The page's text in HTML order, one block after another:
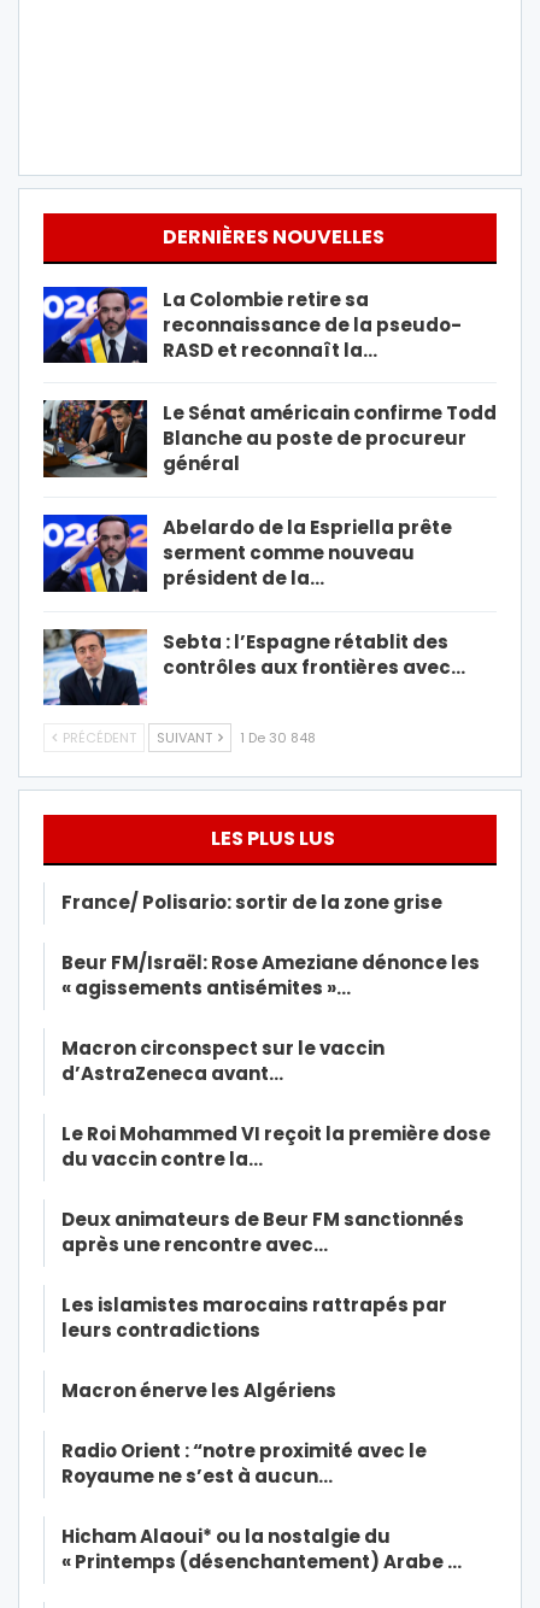
DERNIÈRES NOUVELLES
La Colombie retire sa
reconnaissance de la pseudo-
RASD et reconnaît la…
Le Sénat américain confirme Todd
Blanche au poste de procureur
général
Abelardo de la Espriella prête
serment comme nouveau
président de la…
Sebta : l’Espagne rétablit des
contrôles aux frontières avec…
PRÉCÉDENT SUIVANT 1 De 30 848
LES PLUS LUS
France/ Polisario: sortir de la zone grise
Beur FM/Israël: Rose Ameziane dénonce les
« agissements antisémites »…
Macron circonspect sur le vaccin
d’AstraZeneca avant…
Le Roi Mohammed VI reçoit la première dose
du vaccin contre la…
Deux animateurs de Beur FM sanctionnés
après une rencontre avec…
Les islamistes marocains rattrapés par
leurs contradictions
Macron énerve les Algériens
Radio Orient : “notre proximité avec le
Royaume ne s’est à aucun…
Hicham Alaoui* ou la nostalgie du
« Printemps (désenchantement) Arabe …